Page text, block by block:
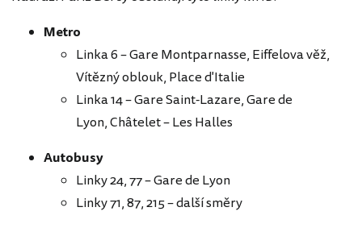
Metro
Linka 6 – Gare Montparnasse, Eiffelova věž,
Vítězný oblouk, Place d'Italie
Linka 14 – Gare Saint-Lazare, Gare de
Lyon, Châtelet – Les Halles
Autobusy
Linky 24, 77 – Gare de Lyon
Linky 71, 87, 215 – další směry